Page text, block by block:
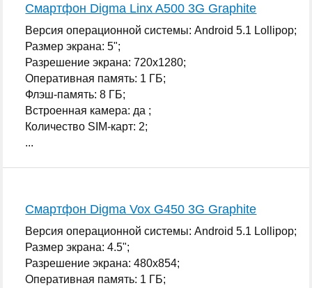
Смартфон Digma Linx A500 3G Graphite
Версия операционной системы: Android 5.1 Lollipop;
Размер экрана: 5";
Разрешение экрана: 720x1280;
Оперативная память: 1 ГБ;
Флэш-память: 8 ГБ;
Встроенная камера: да ;
Количество SIM-карт: 2;
...
Смартфон Digma Vox G450 3G Graphite
Версия операционной системы: Android 5.1 Lollipop;
Размер экрана: 4.5";
Разрешение экрана: 480x854;
Оперативная память: 1 ГБ;